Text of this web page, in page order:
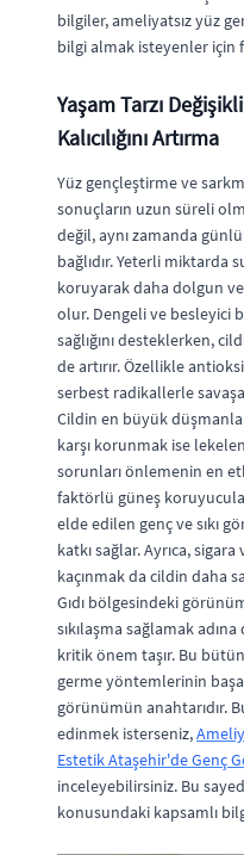
bilgiler, ameliyatsız yüz
bilgi almak isteyenler için
Yaşam Tarzı
Kalıcılığını Artırma
Yüz gençleştirme ve
sonuçların uzun süreli
değil, aynı zamanda
bağlıdır. Yeterli miktarda
koruyarak daha dolgun ve
olur. Dengeli ve besleyici
sağlığını desteklerken,
de artırır. Özellikle
serbest radikallerle
Cildin en büyük
karşı korunmak ise
sorunları önlemenin en
faktörlü güneş
elde edilen genç ve sıkı
katkı sağlar. Ayrıca,
kaçınmak da cildin daha
Gıdı bölgesindeki
sıkılaşma sağlamak
kritik önem taşır. Bu
germe yöntemlerinin
görünümün anahtarıdır.
edinmek isterseniz,
Estetik Ataşehir'de Genç
inceleyebilirsiniz. Bu
konusundaki kapsamlı